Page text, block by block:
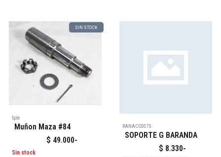
SIN STOCK
Sple
Muñon Maza #84
$ 49.000-
Sin stock
RANACC0075
SOPORTE G BARANDA
$ 8.330-